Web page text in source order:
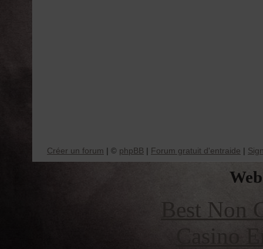
Créer un forum | © phpBB | Forum gratuit d'entraide |
Best Non
Casino